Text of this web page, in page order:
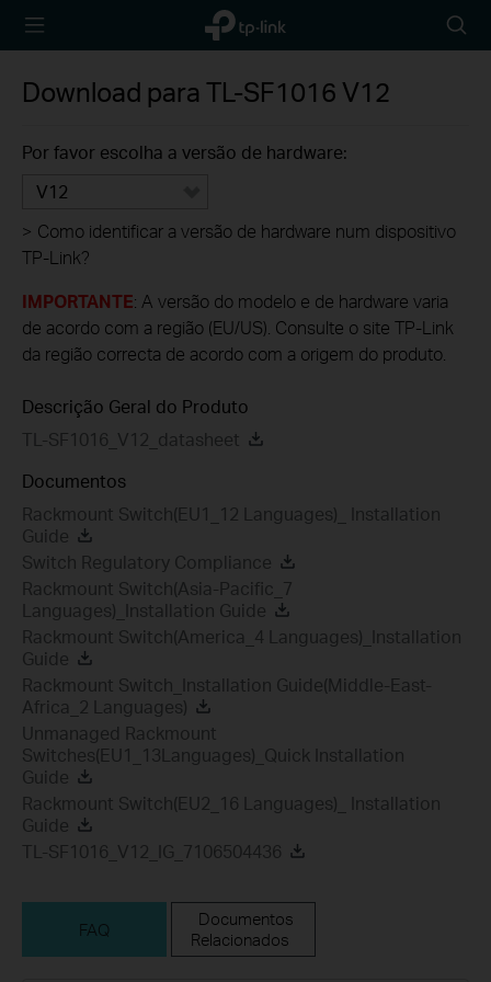
TP-Link,
Reliably
icon
Download para TL-SF1016 V12
Por favor escolha a versão de hardware:
V12
> Como identificar a versão de hardware num dispositivo
TP-Link?
IMPORTANTE: A versão do modelo e de hardware varia
de acordo com a região (EU/US). Consulte o site TP-Link
da região correcta de acordo com a origem do produto.
Descrição Geral do Produto
TL-SF1016_V12_datasheet
Documentos
Rackmount Switch(EU1_12 Languages)_ Installation
Guide
Switch Regulatory Compliance
Rackmount Switch(Asia-Pacific_7
Languages)_Installation Guide
Rackmount Switch(America_4 Languages)_Installation
Guide
Rackmount Switch_Installation Guide(Middle-East-
Africa_2 Languages)
Unmanaged Rackmount
Switches(EU1_13Languages)_Quick Installation
Guide
Rackmount Switch(EU2_16 Languages)_ Installation
Guide
TL-SF1016_V12_IG_7106504436
FAQ
Documentos
Relacionados